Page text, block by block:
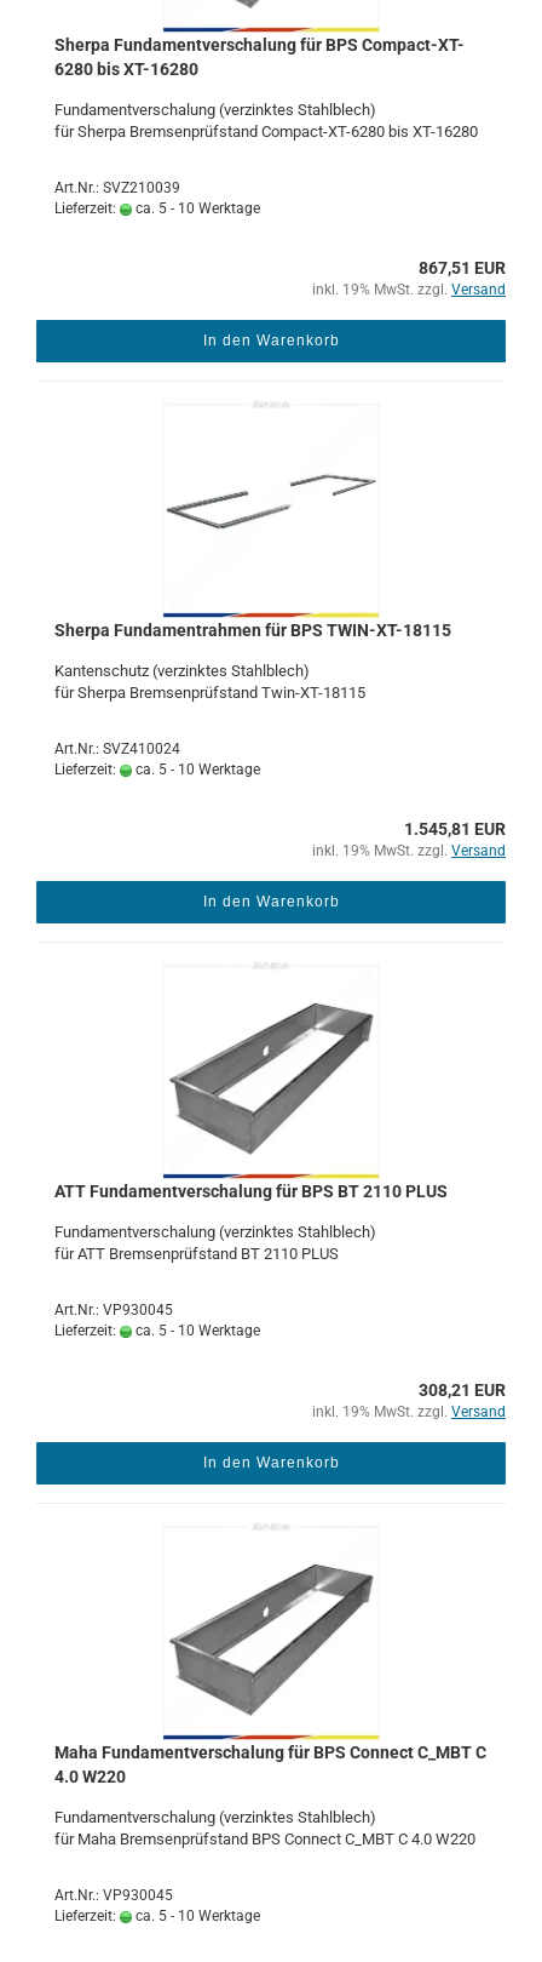
Sher­pa Fun­da­ment­ver­scha­lung für BPS Compact-​​XT-​
6280 bis XT-​16280
Fun­da­ment­ver­scha­lung (ver­zink­tes Stahl­blech)
für Sher­pa Brem­sen­prüf­stand Compact-​​XT-​6280 bis XT-​16280
Art.Nr.: SVZ210039
Lieferzeit:
ca. 5 - 10 Werktage
867,51 EUR
inkl. 19% MwSt. zzgl. Versand
In den Warenkorb
Sher­pa Fun­da­m­ent­rah­men für BPS TWIN-​XT-​18115
Kan­ten­schutz (ver­zink­tes Stahl­blech)
für Sher­pa Brem­sen­prüf­stand Twin-​XT-18115
Art.Nr.: SVZ410024
Lieferzeit:
ca. 5 - 10 Werktage
1.545,81 EUR
inkl. 19% MwSt. zzgl. Versand
In den Warenkorb
ATT Fun­da­ment­ver­scha­lung für BPS BT 2110 PLUS
Fun­da­ment­ver­scha­lung (ver­zink­tes Stahl­blech)
für ATT Brem­sen­prüf­stand BT 2110 PLUS
Art.Nr.: VP930045
Lieferzeit:
ca. 5 - 10 Werktage
308,21 EUR
inkl. 19% MwSt. zzgl. Versand
In den Warenkorb
Maha Fun­da­ment­ver­scha­lung für BPS Con­nect C_MBT C
4.0 W220
Fun­da­ment­ver­scha­lung (ver­zink­tes Stahl­blech)
für Maha Brem­sen­prüf­stand BPS Con­nect C_MBT C 4.0 W220
Art.Nr.: VP930045
Lieferzeit:
ca. 5 - 10 Werktage